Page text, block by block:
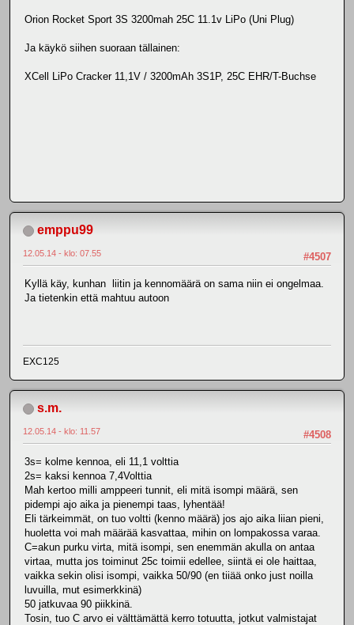
Orion Rocket Sport 3S 3200mah 25C 11.1v LiPo (Uni Plug)
Ja käykö siihen suoraan tällainen:
XCell LiPo Cracker 11,1V / 3200mAh 3S1P, 25C EHR/T-Buchse
emppu99
#4507
12.05.14 - klo: 07.55
Kyllä käy, kunhan liitin ja kennomäärä on sama niin ei ongelmaa.
Ja tietenkin että mahtuu autoon
EXC125
s.m.
#4508
12.05.14 - klo: 11.57
3s= kolme kennoa, eli 11,1 volttia
2s= kaksi kennoa 7,4Volttia
Mah kertoo milli amppeeri tunnit, eli mitä isompi määrä, sen
pidempi ajo aika ja pienempi taas, lyhentää!
Eli tärkeimmät, on tuo voltti (kenno määrä) jos ajo aika liian pieni,
huoletta voi mah määrää kasvattaa, mihin on lompakossa varaa.
C=akun purku virta, mitä isompi, sen enemmän akulla on antaa
virtaa, mutta jos toiminut 25c toimii edellee, siintä ei ole haittaa,
vaikka sekin olisi isompi, vaikka 50/90 (en tiiää onko just noilla
luvuilla, mut esimerkkinä)
50 jatkuvaa 90 piikkinä.
Tosin, tuo C arvo ei välttämättä kerro totuutta, jotkut valmistajat